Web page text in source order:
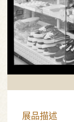
展品描述